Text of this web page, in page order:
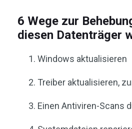
6 Wege zur
diesen Datenträger
Windows aktualisieren
Treiber aktualisieren,
Einen Antiviren-Scans